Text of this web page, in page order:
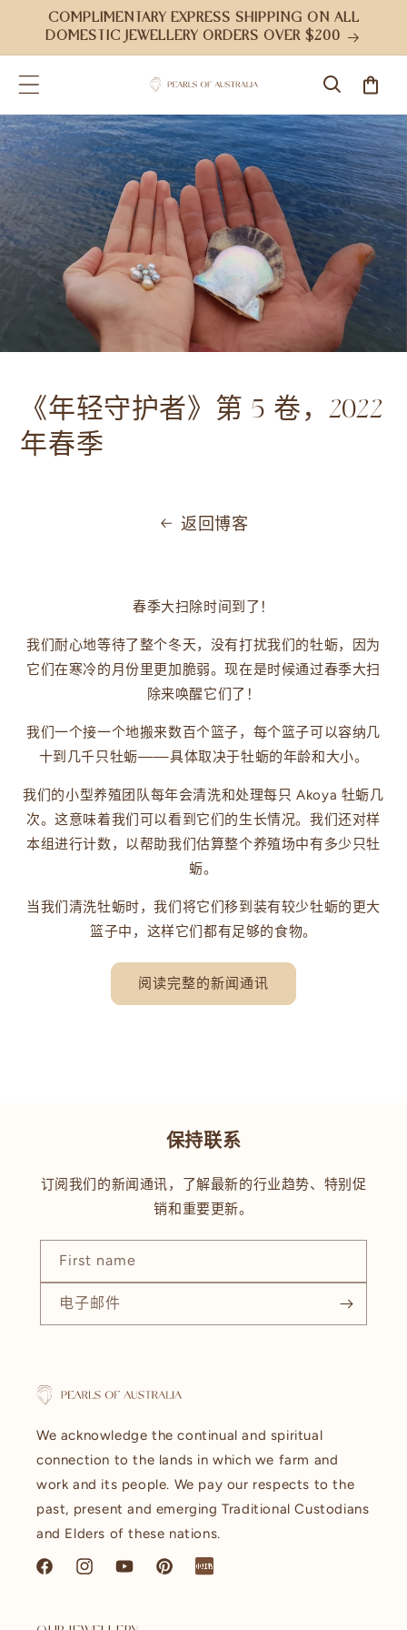
跳到内
COMPLIMENTARY EXPRESS SHIPPING ON ALL
DOMESTIC JEWELLERY ORDERS OVER $200
物
《年轻守护者》第 5 卷，2022
年春季
返回博客
春季大扫除时间到了！
我们耐心地等待了整个冬天，没有打扰我们的牡蛎，因为
它们在寒冷的月份里更加脆弱。现在是时候通过春季大扫
除来唤醒它们了！
我们一个接一个地搬来数百个篮子，每个篮子可以容纳几
十到几千只牡蛎——具体取决于牡蛎的年龄和大小。
我们的小型养殖团队每年会清洗和处理每只 Akoya 牡蛎几
次。这意味着我们可以看到它们的生长情况。我们还对样
本组进行计数，以帮助我们估算整个养殖场中有多少只牡
蛎。
当我们清洗牡蛎时，我们将它们移到装有较少牡蛎的更大
篮子中，这样它们都有足够的食物。
阅读完整的新闻通讯
保持联系
订阅我们的新闻通讯，了解最新的行业趋势、特别促
销和重要更新。
First name
电子邮件
We acknowledge the continual and spiritual
connection to the lands in which we farm and
work and its people. We pay our respects to the
past, present and emerging Traditional Custodians
and Elders of these nations.
FacebookInstagramYouTubePinterestlittleredbook